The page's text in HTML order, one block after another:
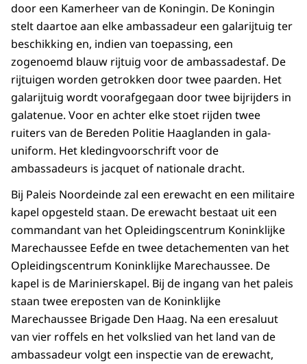
door een Kamerheer van de Koningin. De Koningin
stelt daartoe aan elke ambassadeur een galarijtuig ter
beschikking en, indien van toepassing, een
zogenoemd blauw rijtuig voor de ambassadestaf. De
rijtuigen worden getrokken door twee paarden. Het
galarijtuig wordt voorafgegaan door twee bijrijders in
galatenue. Voor en achter elke stoet rijden twee
ruiters van de Bereden Politie Haaglanden in gala-
uniform. Het kledingvoorschrift voor de
ambassadeurs is jacquet of nationale dracht.
Bij Paleis Noordeinde zal een erewacht en een militaire
kapel opgesteld staan. De erewacht bestaat uit een
commandant van het Opleidingscentrum Koninklijke
Marechaussee Eefde en twee detachementen van het
Opleidingscentrum Koninklijke Marechaussee. De
kapel is de Marinierskapel. Bij de ingang van het paleis
staan twee ereposten van de Koninklijke
Marechaussee Brigade Den Haag. Na een eresaluut
van vier roffels en het volkslied van het land van de
ambassadeur volgt een inspectie van de erewacht,